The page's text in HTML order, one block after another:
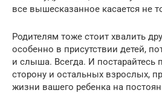
все вышесказанное касается не
Родителям тоже стоит хвалить
особенно в присутствии детей,
и слыша. Всегда. И постарайтесь
сторону и остальных взрослых,
жизни вашего ребенка на